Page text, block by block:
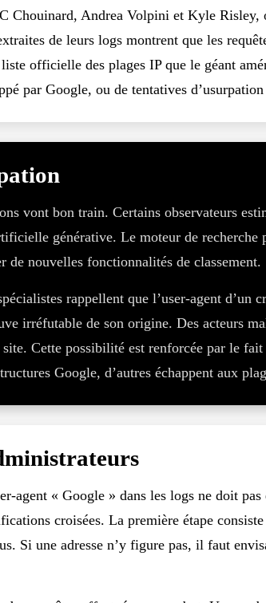
Chouinard, Andrea Volpini et Kyle
de leurs logs montrent que les
officielle des plages IP que le géant
par Google, ou de tentatives
vont bon train. Certains observateurs
générative. Le moteur de recherche
de nouvelles fonctionnalités de classement.
rappellent que l’user-agent d’un
irréfutable de son origine. Des acteurs
Cette possibilité est renforcée par le
Google, d’autres échappent aux
agent « Google » dans les logs ne doit
croisées. La première étape
Si une adresse n’y figure pas, il faut